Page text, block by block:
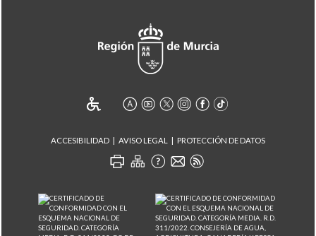
ACCESIBILIDAD AVISO LEGAL PROTECCIÓN DE DATOS